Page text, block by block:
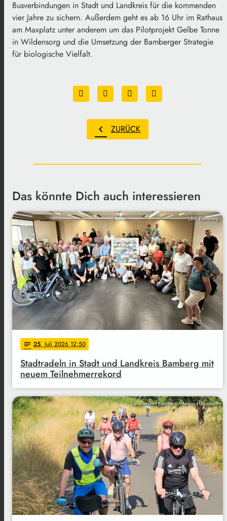
Busverbindungen in Stadt und Landkreis für die kommenden
vier Jahre zu sichern. Außerdem geht es ab 16 Uhr im Rathaus
am Maxplatz unter anderem um das Pilotprojekt Gelbe Tonne
in Wildensorg und die Umsetzung der Bamberger Strategie
für biologische Vielfalt.
chevron_left ZURÜCK
Das könnte Dich auch interessieren
LRA Bamberg
notes 25. Juli 2026 12:50
Stadtradeln in Stadt und Landkreis Bamberg mit
neuem Teilnehmerrekord
Landratsamt Bamberg/Markus Hammrich